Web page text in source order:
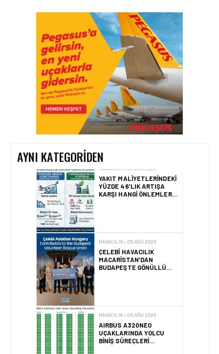
AYNI KATEGORIDEN
HAVACILIK • 08 AĞU 2026
TÜRK HAVA YOLLARI’NIN
STRATEJIK DÖNÜŞÜM
HIKAYESI: YIRMIBIRINCI
YÜZYIL GÖKTÜRKLERI
HAVACILIK • 06 AĞU 2026
HITIT BILIŞIM 500’DE
SEKTÖREL YAZILIM
BIRINCISI
HAVACILIK • 05 AĞU 2026
YAKIT MALIYETLERINDEKI
YÜZDE 46’LIK ARTIŞA
KARŞI HANGI ÖNLEMLER
HAVACILIK • 05 AĞU 2026
ÇELEBI HAVACILIK
MACARISTAN’DAN
BUDAPEŞTE GÖNÜLLÜ
HAVACILIK • 05 AĞU 2026
AIRBUS A320NEO
UÇAKLARINDA YOLCU
BINIŞ SÜREÇLERI